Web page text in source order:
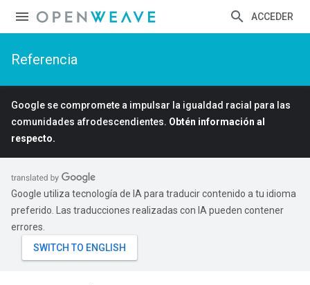
ACCEDER
Referencia
Google se compromete a impulsar la igualdad racial para las
comunidades afrodescendientes. Obtén información al
respecto.
Google utiliza tecnología de IA para traducir contenido a tu idioma
preferido. Las traducciones realizadas con IA pueden contener
errores.